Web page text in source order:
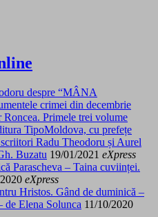
despre “MÂNA
crimei din decembrie
Primele trei volume
TipoMoldova, cu prefețe
Radu Theodoru și Aurel
Buzatu 19/01/2021 eXpress
Parascheva – Taina cuviinței.
eXpress
Hristos. Gând de duminică –
de Elena Solunca 11/10/2020